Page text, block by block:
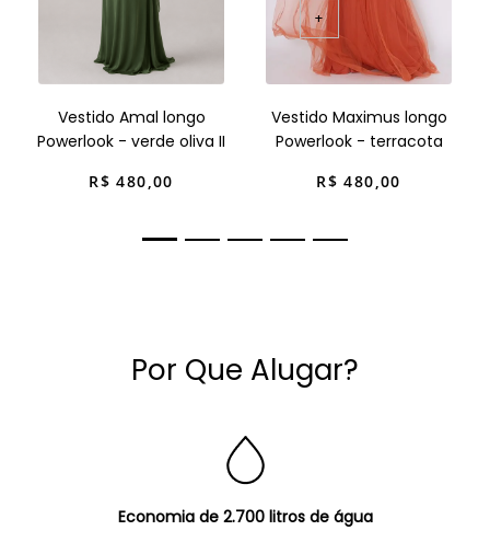
Vestido Amal longo
Powerlook - verde oliva II
R$ 480,00
+
Vestido Maximus longo
Powerlook - terracota
R$ 480,00
Por Que Alugar?
Economia de 2.700 litros de água